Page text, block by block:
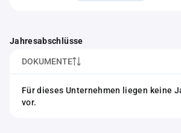
Jahresabschlüsse
DOKUMENTE
Für dieses Unternehmen liegen keine
vor.